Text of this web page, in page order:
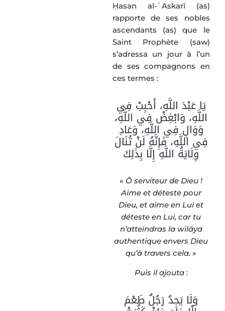
Ḥasan al-ʿAskarī (as)
rapporte de ses nobles
ascendants (as) que le
Saint Prophète (saw)
s’adressa un jour à l’un
de ses compagnons en
ces termes :
يَا عَبْدَ اللَّهِ، أَحْبِبْ فِي
اللَّهِ، وَابْغِضْ فِي اللَّهِ،
وَوَالِ فِي اللَّهِ، وَعَادِ
فِي اللَّهِ، فَإِنَّهُ لَنْ تُنَالَ
وِلَايَةُ اللَّهِ إِلَّا بِذَلِكَ
« Ô serviteur de Dieu !
Aime et déteste pour
Dieu, et aime en Lui et
déteste en Lui, car tu
n’atteindras la wilāya
authentique envers Dieu
qu’à travers cela. »
Puis il ajouta :
وَلَا يَجِدُ رَجُلٌ طَعْمَ